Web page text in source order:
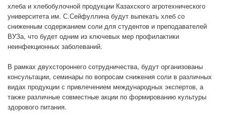
хлеба и хлебобулочной продукции Казахского агротехнического
университета им. С.Сейфуллина будут выпекать хлеб со
сниженным содержанием соли для студентов и преподавателей
ВУЗа, что будет одним из ключевых мер профилактики
неинфекционных заболеваний.
В рамках двухстороннего сотрудничества, будут организованы
консультации, семинары по вопросам снижения соли в различных
видах продукции с привлечением международных экспертов, а
также различные совместные акции по формированию культуры
здорового питания.